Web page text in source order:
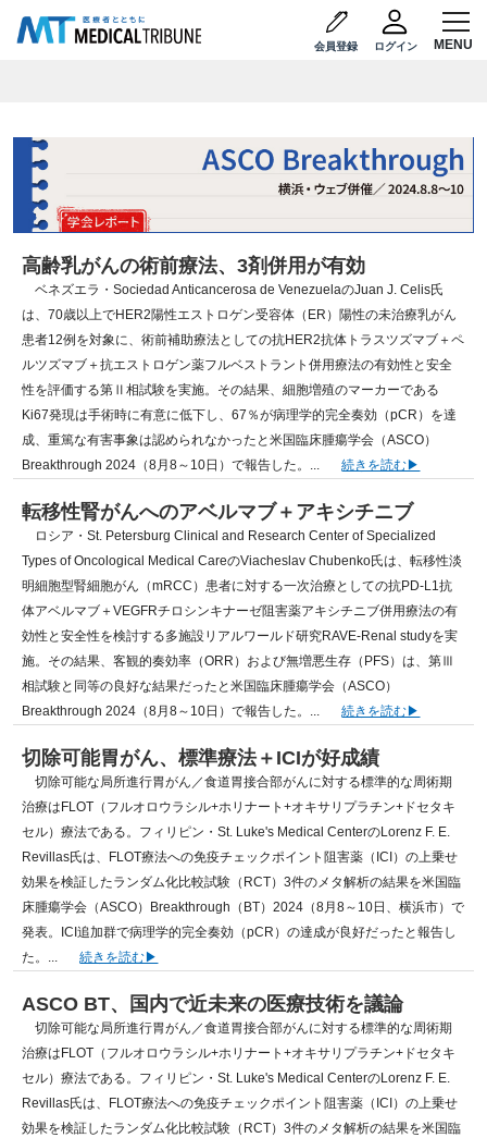
会員登録 ログイン
高齢乳がんの術前療法、3剤併用が有効
ベネズエラ・Sociedad Anticancerosa de VenezuelaのJuan J. Celis氏
は、70歳以上でHER2陽性エストロゲン受容体（ER）陽性の未治療乳がん
患者12例を対象に、術前補助療法としての抗HER2抗体トラスツズマブ＋ペ
ルツズマブ＋抗エストロゲン薬フルベストラント併用療法の有効性と安全
性を評価する第Ⅱ相試験を実施。その結果、細胞増殖のマーカーである
Ki67発現は手術時に有意に低下し、67％が病理学的完全奏効（pCR）を達
成、重篤な有害事象は認められなかったと米国臨床腫瘍学会（ASCO）
Breakthrough 2024（8月8～10日）で報告した。...
転移性腎がんへのアベルマブ＋アキシチニブ
ロシア・St. Petersburg Clinical and Research Center of Specialized
Types of Oncological Medical CareのViacheslav Chubenko氏は、転移性淡
明細胞型腎細胞がん（mRCC）患者に対する一次治療としての抗PD-L1抗
体アベルマブ＋VEGFRチロシンキナーゼ阻害薬アキシチニブ併用療法の有
効性と安全性を検討する多施設リアルワールド研究RAVE-Renal studyを実
施。その結果、客観的奏効率（ORR）および無増悪生存（PFS）は、第Ⅲ
相試験と同等の良好な結果だったと米国臨床腫瘍学会（ASCO）
Breakthrough 2024（8月8～10日）で報告した。...
切除可能胃がん、標準療法＋ICIが好成績
切除可能な局所進行胃がん／食道胃接合部がんに対する標準的な周術期
治療はFLOT（フルオロウラシル+ホリナート+オキサリプラチン+ドセタキ
セル）療法である。フィリピン・St. Luke's Medical CenterのLorenz F. E.
Revillas氏は、FLOT療法への免疫チェックポイント阻害薬（ICI）の上乗せ
効果を検証したランダム化比較試験（RCT）3件のメタ解析の結果を米国臨
床腫瘍学会（ASCO）Breakthrough（BT）2024（8月8～10日、横浜市）で
発表。ICI追加群で病理学的完全奏効（pCR）の達成が良好だったと報告し
た。...
ASCO BT、国内で近未来の医療技術を議論
切除可能な局所進行胃がん／食道胃接合部がんに対する標準的な周術期
治療はFLOT（フルオロウラシル+ホリナート+オキサリプラチン+ドセタキ
セル）療法である。フィリピン・St. Luke's Medical CenterのLorenz F. E.
Revillas氏は、FLOT療法への免疫チェックポイント阻害薬（ICI）の上乗せ
効果を検証したランダム化比較試験（RCT）3件のメタ解析の結果を米国臨